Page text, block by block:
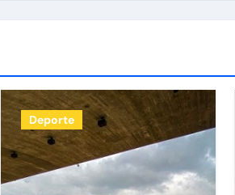
Deporte